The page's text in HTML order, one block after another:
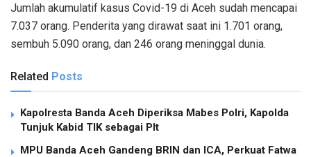
Jumlah akumulatif kasus Covid-19 di Aceh sudah mencapai
7.037 orang. Penderita yang dirawat saat ini 1.701 orang,
sembuh 5.090 orang, dan 246 orang meninggal dunia.
Related Posts
Kapolresta Banda Aceh Diperiksa Mabes Polri, Kapolda
Tunjuk Kabid TIK sebagai Plt
MPU Banda Aceh Gandeng BRIN dan ICA, Perkuat Fatwa